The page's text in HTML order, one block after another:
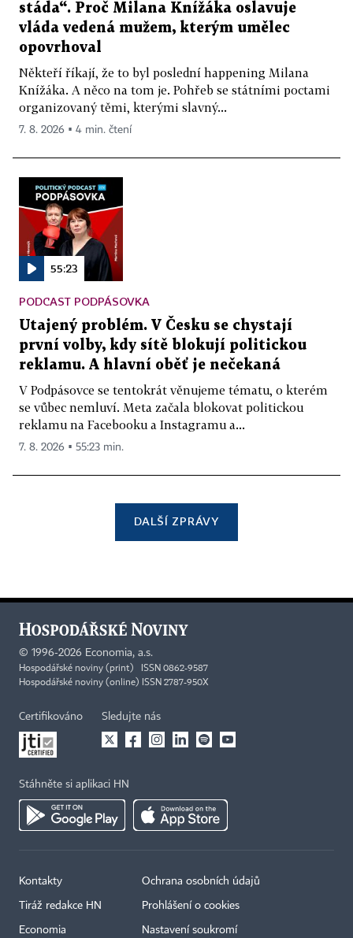
stáda“. Proč Milana Knížáka oslavuje
vláda vedená mužem, kterým umělec
opovrhoval
Někteří říkají, že to byl poslední happening Milana
Knížáka. A něco na tom je. Pohřeb se státními poctami
organizovaný těmi, kterými slavný...
7. 8. 2026 ▪ 4 min. čtení
55:23
PODCAST PODPÁSOVKA
Utajený problém. V Česku se chystají
první volby, kdy sítě blokují politickou
reklamu. A hlavní oběť je nečekaná
V Podpásovce se tentokrát věnujeme tématu, o kterém
se vůbec nemluví. Meta začala blokovat politickou
reklamu na Facebooku a Instagramu a...
7. 8. 2026 ▪ 55:23 min.
DALŠÍ ZPRÁVY
© 1996-2026 Economia, a.s.
Hospodářské noviny (print) ISSN 0862-9587
Hospodářské noviny (online) ISSN 2787-950X
Certifikováno Sledujte nás
Stáhněte si aplikaci HN
Kontakty
Tiráž redakce HN
Economia
Ochrana osobních údajů
Prohlášení o cookies
Nastavení soukromí